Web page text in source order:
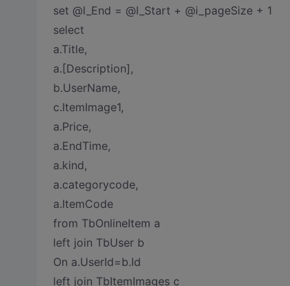
set @l_End = @l_Start + @i_pageSize + 1
select
a.Title,
a.[Description],
b.UserName,
c.ItemImage1,
a.Price,
a.EndTime,
a.kind,
a.categorycode,
a.ItemCode
from TbOnlineItem a
left join TbUser b
On a.UserId=b.Id
left join TbItemImages c